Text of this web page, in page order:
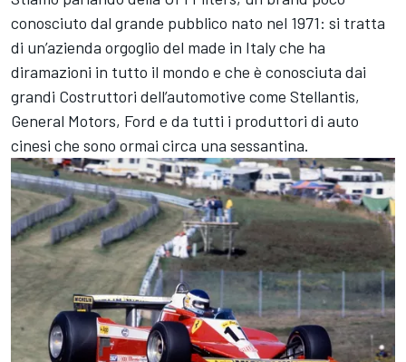
conosciuto dal grande pubblico nato nel 1971: si tratta
di un’azienda orgoglio del made in Italy che ha
diramazioni in tutto il mondo e che è conosciuta dai
grandi Costruttori dell’automotive come Stellantis,
General Motors, Ford e da tutti i produttori di auto
cinesi che sono ormai circa una sessantina.